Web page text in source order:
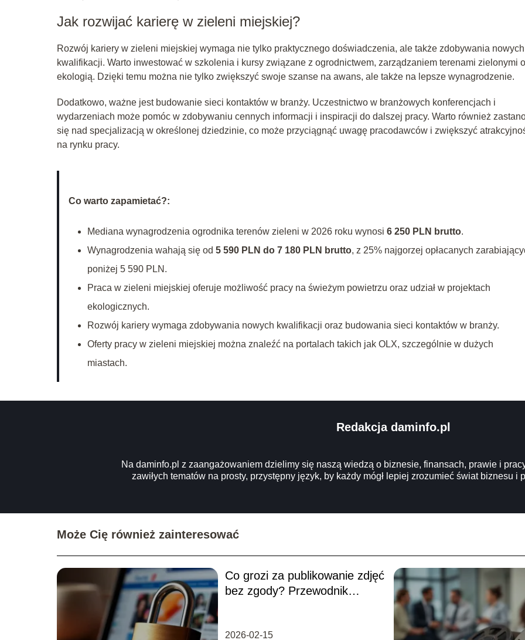
Jak rozwijać karierę w zieleni miejskiej?
Rozwój kariery w zieleni miejskiej wymaga nie tylko praktycznego doświadczenia, ale także zdobywania nowych
kwalifikacji. Warto inwestować w szkolenia i kursy związane z ogrodnictwem, zarządzaniem terenami zielonymi
ekologią. Dzięki temu można nie tylko zwiększyć swoje szanse na awans, ale także na lepsze wynagrodzenie.
Dodatkowo, ważne jest budowanie sieci kontaktów w branży. Uczestnictwo w branżowych konferencjach i
wydarzeniach może pomóc w zdobywaniu cennych informacji i inspiracji do dalszej pracy. Warto również
się nad specjalizacją w określonej dziedzinie, co może przyciągnąć uwagę pracodawców i zwiększyć
na rynku pracy.
Co warto zapamietać?:
Mediana wynagrodzenia ogrodnika terenów zieleni w 2026 roku wynosi 6 250 PLN brutto.
Wynagrodzenia wahają się od 5 590 PLN do 7 180 PLN brutto, z 25% najgorzej opłacanych
poniżej 5 590 PLN.
Praca w zieleni miejskiej oferuje możliwość pracy na świeżym powietrzu oraz udział w projektach
ekologicznych.
Rozwój kariery wymaga zdobywania nowych kwalifikacji oraz budowania sieci kontaktów w branży.
Oferty pracy w zieleni miejskiej można znaleźć na portalach takich jak OLX, szczególnie w dużych
miastach.
Redakcja daminfo.pl
Na daminfo.pl z zaangażowaniem dzielimy się naszą wiedzą o biznesie, finansach, prawie i
zawiłych tematów na prosty, przystępny język, by każdy mógł lepiej zrozumieć świat biznesu i
Może Cię również zainteresować
Co grozi za publikowanie zdjęć
bez zgody? Przewodnik
2026-02-15